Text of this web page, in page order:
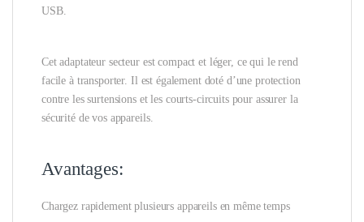
USB.
Cet adaptateur secteur est compact et léger, ce qui le rend
facile à transporter. Il est également doté d’une protection
contre les surtensions et les courts-circuits pour assurer la
sécurité de vos appareils.
Avantages:
Chargez rapidement plusieurs appareils en même temps